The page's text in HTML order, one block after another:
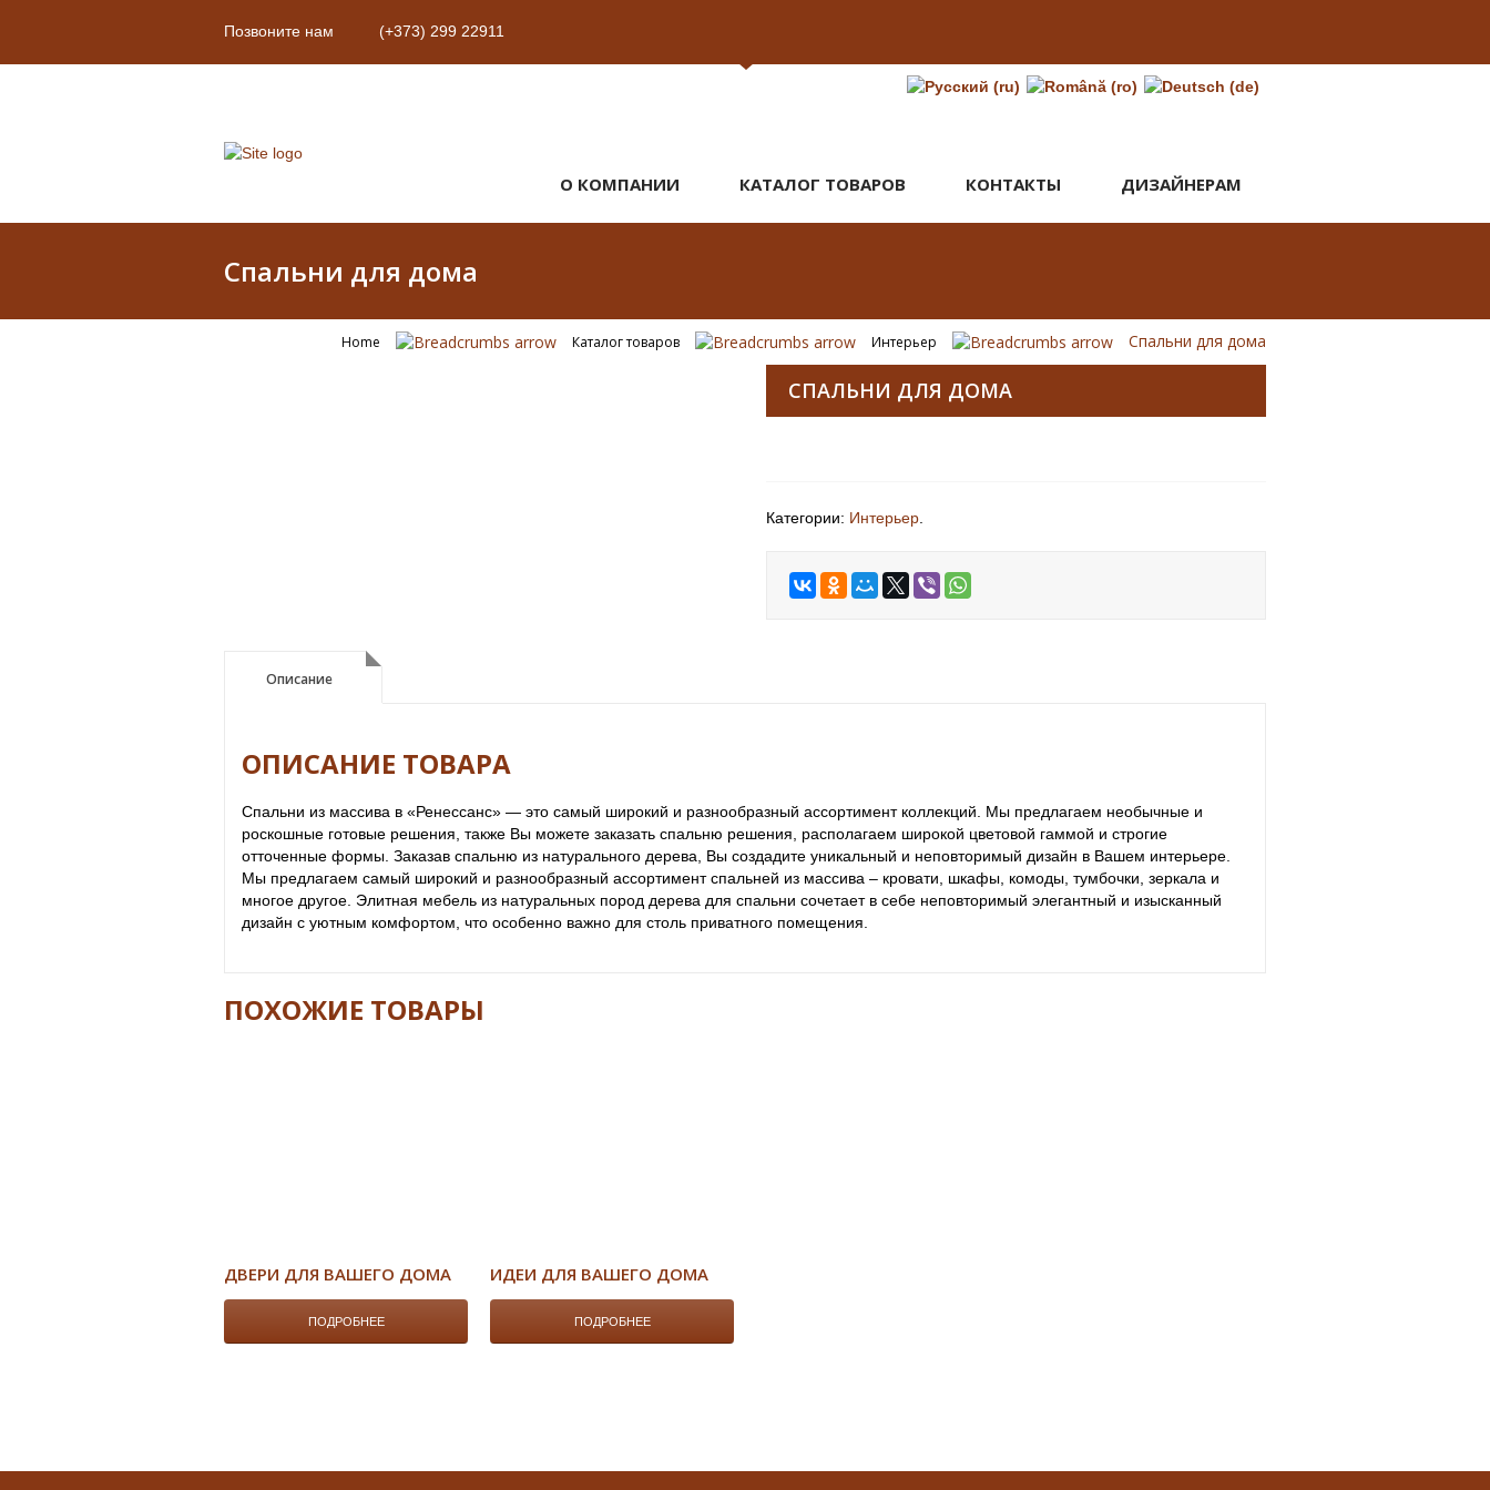
Позвоните нам (+373) 299 22911
О КОМПАНИИ КАТАЛОГ ТОВАРОВ КОНТАКТЫ ДИЗАЙНЕРАМ
Спальни для дома
Home Каталог товаров Интерьер Спальни для дома
СПАЛЬНИ ДЛЯ ДОМА
Категории: Интерьер.
Описание
Описание
ОПИСАНИЕ ТОВАРА
Спальни из массива в «Ренессанс» — это самый широкий и разнообразный ассортимент коллекций. Мы предлагаем необычные и
роскошные готовые решения, также Вы можете заказать спальню решения, располагаем широкой цветовой гаммой и строгие
отточенные формы. Заказав спальню из натурального дерева, Вы создадите уникальный и неповторимый дизайн в Вашем интерьере.
Мы предлагаем самый широкий и разнообразный ассортимент спальней из массива – кровати, шкафы, комоды, тумбочки, зеркала и
многое другое. Элитная мебель из натуральных пород дерева для спальни сочетает в себе неповторимый элегантный и изысканный
дизайн с уютным комфортом, что особенно важно для столь приватного помещения.
ПОХОЖИЕ ТОВАРЫ
ДВЕРИ ДЛЯ ВАШЕГО ДОМА
ПОДРОБНЕЕ
ИДЕИ ДЛЯ ВАШЕГО ДОМА
ПОДРОБНЕЕ